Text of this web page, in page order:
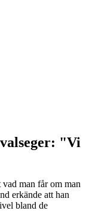
"Vi
man får om man
erkände att han
bland de